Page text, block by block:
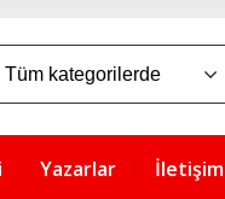
Yazarlar İletişim